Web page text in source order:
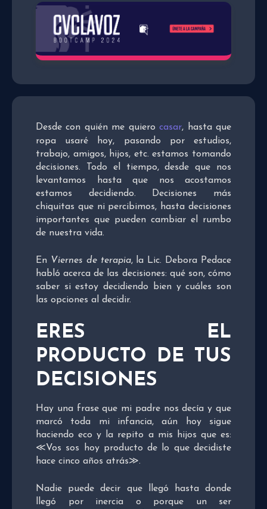
Desde con quién me quierocasar, hasta que
ropa usaré hoy, pasando por estudios,
trabajo, amigos, hijos, etc. estamos tomando
decisiones. Todo el tiempo, desde que nos
levantamos hasta que nos acostamos
estamos decidiendo. Decisiones más
chiquitas que ni percibimos, hasta decisiones
importantes que pueden cambiar el rumbo
de nuestra vida.
En Viernes de terapia, la Lic. Debora Pedace
habló acerca de las decisiones: qué son, cómo
saber si estoy decidiendo bien y cuáles son
las opciones al decidir.
ERES EL
PRODUCTO DE TUS
DECISIONES
Hay una frase que mi padre nos decía y que
marcó toda mi infancia, aún hoy sigue
haciendo eco y la repito a mis hijos que es:
≪Vos sos hoy producto de lo que decidiste
hace cinco años atrás≫.
Nadie puede decir que llegó hasta donde
llegó por inercia o porque un ser